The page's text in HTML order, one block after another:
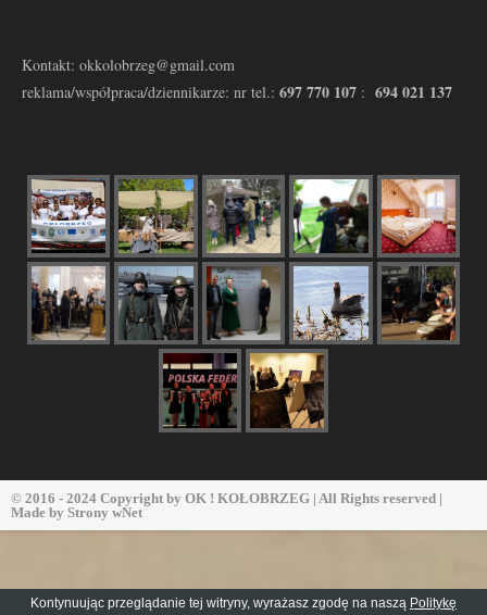
Kontakt: okkolobrzeg@gmail.com
reklama/współpraca/dziennikarze: nr tel.: 697 770 107 : 694 021 137
© 2016 - 2024 Copyright by OK ! KOŁOBRZEG | All Rights reserved |
Made by Strony wNet
Kontynuując przeglądanie tej witryny, wyrażasz zgodę na naszą Politykę